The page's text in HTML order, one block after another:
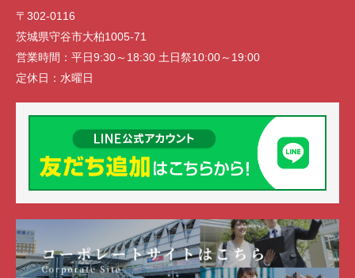
〒302-0116
茨城県守谷市大柏1005-71
営業時間： 平日9:30～18:30 土日祭10:00～19:00
定休日： 水曜日